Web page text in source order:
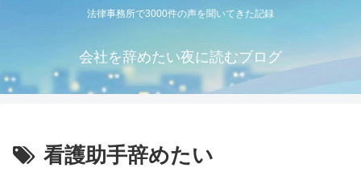
法律事務所で3000件の声を聞いてきた記録
会社を辞めたい夜に読むブログ
看護助手辞めたい